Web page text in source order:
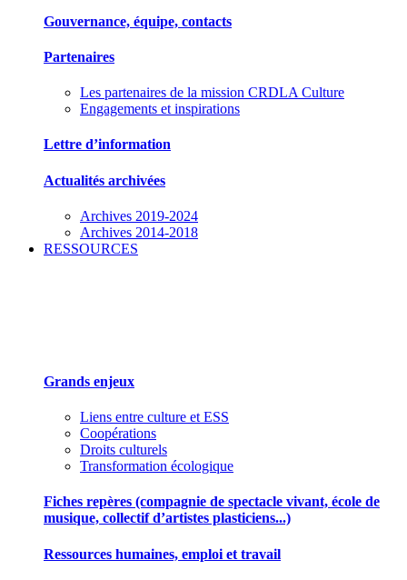
Gouvernance, équipe, contacts
Partenaires
Les partenaires de la mission CRDLA Culture
Engagements et inspirations
Lettre d’information
Actualités archivées
Archives 2019-2024
Archives 2014-2018
RESSOURCES
Grands enjeux
Liens entre culture et ESS
Coopérations
Droits culturels
Transformation écologique
Fiches repères (compagnie de spectacle vivant, école de
musique, collectif d’artistes plasticiens...)
Ressources humaines, emploi et travail